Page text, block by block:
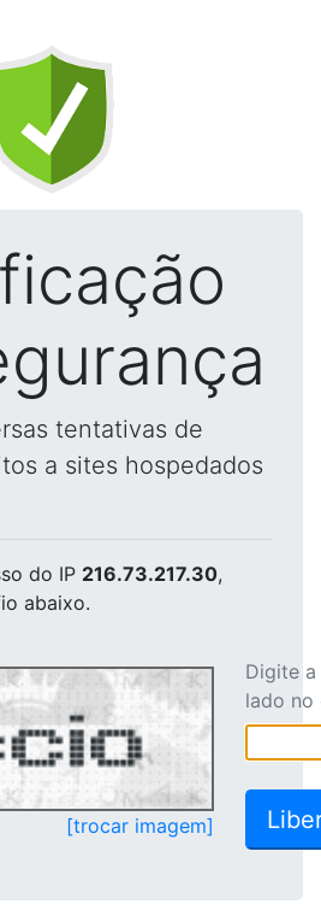
tentativas de
a sites hospedados
do IP 216.73.217.30,
abaixo.
[trocar imagem]
Digite
lado no